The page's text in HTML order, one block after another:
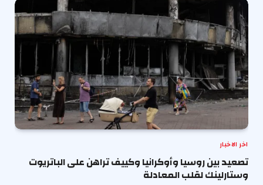
اخر الاخبار
تصعيد بين روسيا وأوكرانيا وكييف تراهن على الباتريوت
وستارلينك لقلب المعادلة